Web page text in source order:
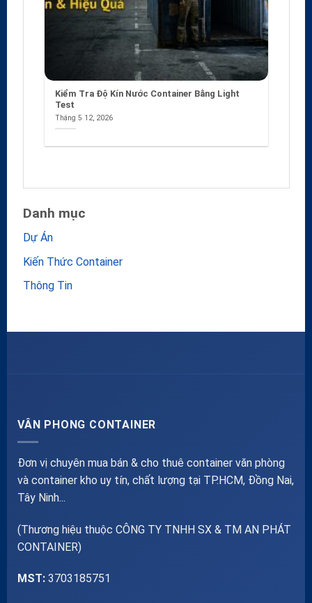
Kiểm Tra Độ Kín Nước Container Bằng Light
Test
Tháng 5 12, 2026
Danh mục
Dự Án
Kiến Thức Container
Thông Tin
VÂN PHONG CONTAINER
Đơn vị chuyên mua bán & cho thuê container văn phòng
và container kho uy tín, chất lượng tại TP.HCM, Đồng Nai,
Tây Ninh...
(Thương hiệu thuộc CÔNG TY TNHH SX & TM AN PHÁT
CONTAINER)
MST: 3703185751